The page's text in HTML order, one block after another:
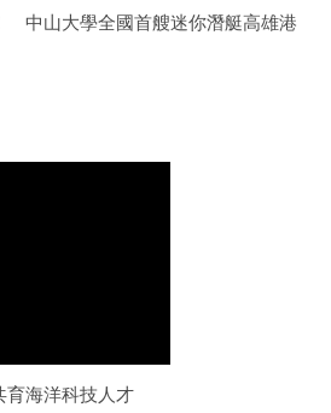
中山大學全國首艘迷你潛艇高雄港
海洋科技人才